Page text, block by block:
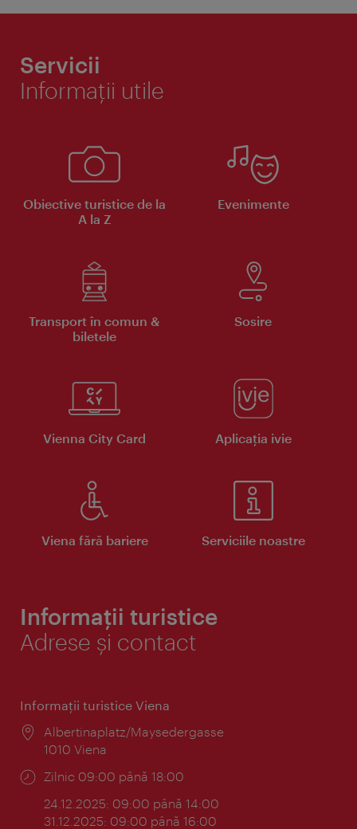
Servicii
Informaţii utile
Obiective turistice de la
A la Z
Evenimente
Transport în comun &
biletele
Sosire
Vienna City Card Aplicaţia ivie
Viena fără bariere Serviciile noastre
Informații turistice
Adrese și contact
Informaţii turistice Viena
Locul:
Albertinaplatz/Maysedergasse
1010 Viena
Program:
Zilnic 09:00 până 18:00
24.12.2025: 09:00 până 14:00
31.12.2025: 09:00 până 16:00